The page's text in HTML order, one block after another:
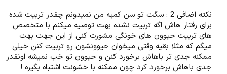
نکته اضافی 2 : سگت تو سن کمیه من نمیدونم چقدر تربیت شده
برای رفتار هاش اگه تربیت نشده بهت توصیه میکنم با متخصص
های تربیت حیوون های خونگی مشورت کنی از این جهت بهت
میگم که مثلا بقیه وقتی میخوان حیوونشون رو تربیت کنن خیلی
ممکنه جدی تر باهاش برخورد کنن و حیوون تو خب نمیشه اونقدر
جدی باهاش برخورد کرد چون ممکنه با خشونت اشتباه بگیره !​